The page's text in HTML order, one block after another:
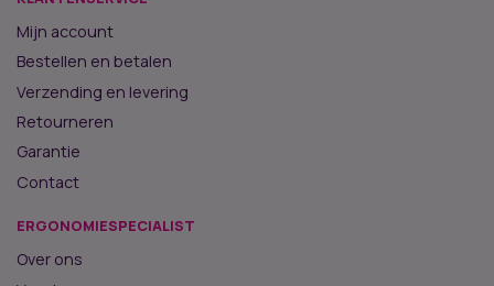
Mijn account
Bestellen en betalen
Verzending en levering
Retourneren
Garantie
Contact
ERGONOMIESPECIALIST
Over ons